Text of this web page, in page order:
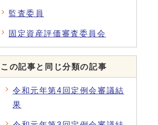
監査委員
固定資産評価審査委員会
この記事と同じ分類の記事
令和元年第4回定例会審議結
果